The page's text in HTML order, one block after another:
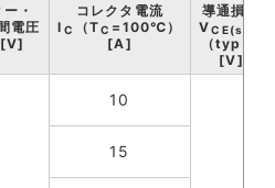
・
電圧
[V]
コレクタ電流
I C （TC =100℃）
[A]
導通損失
VCE(sat)
（typ.）
[V]
10
15